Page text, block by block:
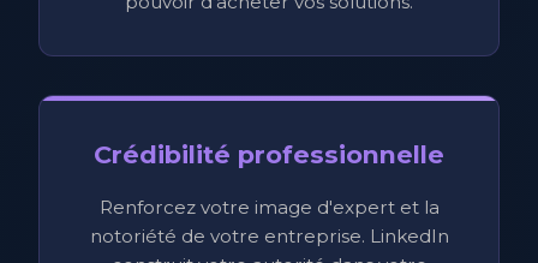
Crédibilité professionnelle
Renforcez votre image d'expert et la
notoriété de votre entreprise. LinkedIn